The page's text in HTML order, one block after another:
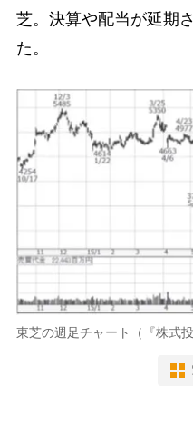
芝。決算や配当が延期
た。
東芝の週足チャート（『株式